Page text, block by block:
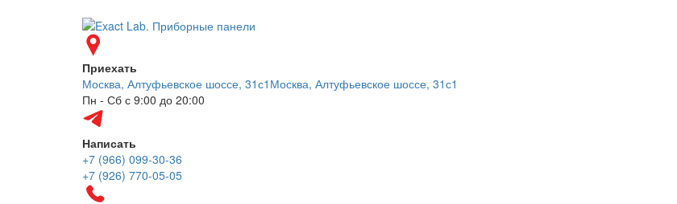
Приехать
Москва, Алтуфьевское шоссе, 31с1 Москва, Алтуфьевское шоссе, 31с1
Пн - Сб с 9:00 до 20:00
Написать
+7 (966) 099-30-36
+7 (926) 770-05-05